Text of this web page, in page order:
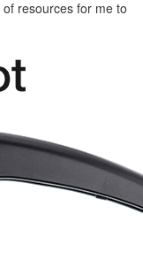
resources for me to